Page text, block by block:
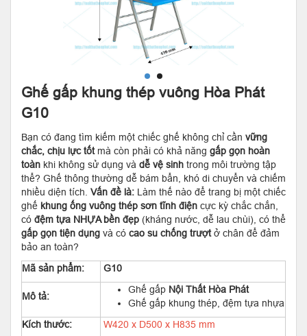
Ghế gấp khung thép vuông Hòa Phát
G10
Bạn có đang tìm kiếm một chiếc ghế không chỉ cần vững
chắc, chịu lực tốtmà còn phải có khả năng gấp gọn hoàn
toàn khi không sử dụng và dễ vệ sinh trong môi trường tập
thể? Ghế thông thường dễ bám bẩn, khó di chuyển và chiếm
nhiều diện tích. Vấn đề là: Làm thế nào để trang bị một chiếc
ghế khung ống vuông thép sơn tĩnh điện cực kỳ chắc chắn,
có đệm tựa NHỰA bền đẹp (kháng nước, dễ lau chùi), có thể
gấp gọn tiện dụng và có cao su chống trượtở chân để đảm
bảo an toàn?
Mã sản phẩm:
G10
Mô tả:
Ghế gấp Nội Thất Hòa Phát
Ghế gấp khung thép, đệm tựa nhựa
Kích thước:
W420 x D500 x H835 mm